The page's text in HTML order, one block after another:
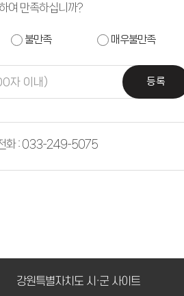
여 만족하십니까?
불만족 매우불만족
등록
화 : 033-249-5075
강원특별자치도 시·군 사이트